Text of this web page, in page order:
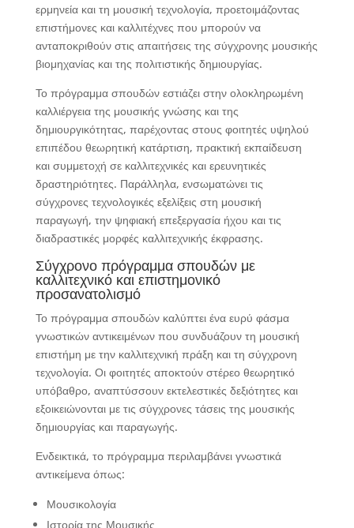
ερμηνεία και τη μουσική τεχνολογία, προετοιμάζοντας
επιστήμονες και καλλιτέχνες που μπορούν να
ανταποκριθούν στις απαιτήσεις της σύγχρονης μουσικής
βιομηχανίας και της πολιτιστικής δημιουργίας.
Το πρόγραμμα σπουδών εστιάζει στην ολοκληρωμένη
καλλιέργεια της μουσικής γνώσης και της
δημιουργικότητας, παρέχοντας στους φοιτητές υψηλού
επιπέδου θεωρητική κατάρτιση, πρακτική εκπαίδευση
και συμμετοχή σε καλλιτεχνικές και ερευνητικές
δραστηριότητες. Παράλληλα, ενσωματώνει τις
σύγχρονες τεχνολογικές εξελίξεις στη μουσική
παραγωγή, την ψηφιακή επεξεργασία ήχου και τις
διαδραστικές μορφές καλλιτεχνικής έκφρασης.
Σύγχρονο πρόγραμμα σπουδών με
καλλιτεχνικό και επιστημονικό
προσανατολισμό
Το πρόγραμμα σπουδών καλύπτει ένα ευρύ φάσμα
γνωστικών αντικειμένων που συνδυάζουν τη μουσική
επιστήμη με την καλλιτεχνική πράξη και τη σύγχρονη
τεχνολογία. Οι φοιτητές αποκτούν στέρεο θεωρητικό
υπόβαθρο, αναπτύσσουν εκτελεστικές δεξιότητες και
εξοικειώνονται με τις σύγχρονες τάσεις της μουσικής
δημιουργίας και παραγωγής.
Ενδεικτικά, το πρόγραμμα περιλαμβάνει γνωστικά
αντικείμενα όπως:
Μουσικολογία
Ιστορία της Μουσικής